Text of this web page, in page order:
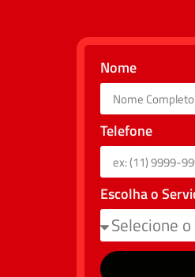
Nome
Telefone
Escolha o